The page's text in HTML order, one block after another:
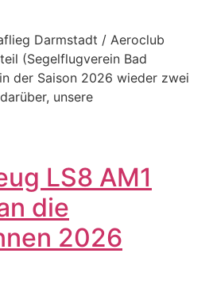
Darmstadt / Aeroclub
(Segelflugverein Bad
der Saison 2026 wieder zwei
unsere
LS8 AM1
die
2026